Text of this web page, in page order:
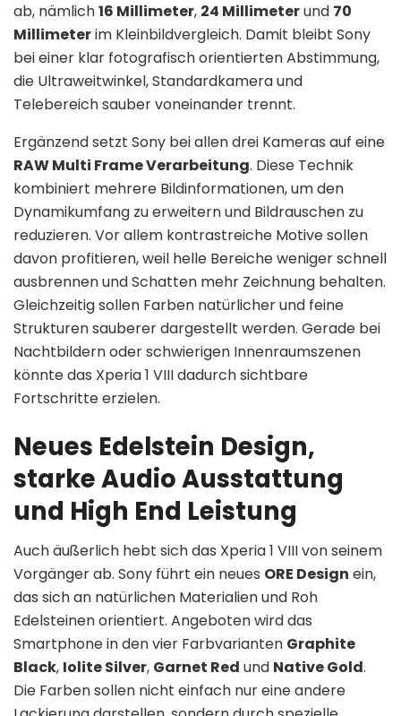
ab, nämlich16 Millimeter, 24 Millimeterund 70
Millimeterim Kleinbildvergleich. Damit bleibt Sony
bei einer klar fotografisch orientierten Abstimmung,
die Ultraweitwinkel, Standardkamera und
Telebereich sauber voneinander trennt.
Ergänzend setzt Sony bei allen drei Kameras auf eine
RAW Multi Frame Verarbeitung. Diese Technik
kombiniert mehrere Bildinformationen, um den
Dynamikumfang zu erweitern und Bildrauschen zu
reduzieren. Vor allem kontrastreiche Motive sollen
davon profitieren, weil helle Bereiche weniger schnell
ausbrennen und Schatten mehr Zeichnung behalten.
Gleichzeitig sollen Farben natürlicher und feine
Strukturen sauberer dargestellt werden. Gerade bei
Nachtbildern oder schwierigen Innenraumszenen
könnte das Xperia 1 VIII dadurch sichtbare
Fortschritte erzielen.
Neues Edelstein Design,
starke Audio Ausstattung
und High End Leistung
Auch äußerlich hebt sich das Xperia 1 VIII von seinem
Vorgänger ab. Sony führt ein neues ORE Design ein,
das sich an natürlichen Materialien und Roh
Edelsteinen orientiert. Angeboten wird das
Smartphone in den vier Farbvarianten Graphite
Black, Iolite Silver, Garnet Red und Native Gold.
Die Farben sollen nicht einfach nur eine andere